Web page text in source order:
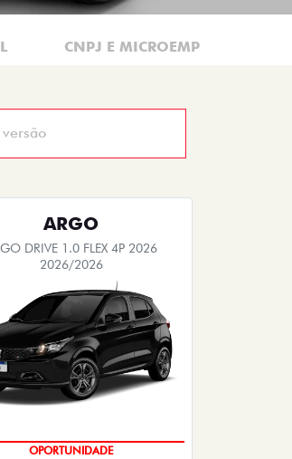
CNPJ E MICROEMPRESÁRIO
ARGO
DRIVE 1.0 FLEX 4P 2026
2026/2026
OPORTUNIDADE